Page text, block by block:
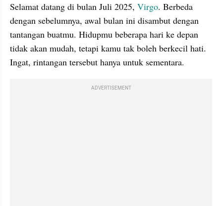
Selamat datang di bulan Juli 2025, Virgo. Berbeda
dengan sebelumnya, awal bulan ini disambut dengan
tantangan buatmu. Hidupmu beberapa hari ke depan
tidak akan mudah, tetapi kamu tak boleh berkecil hati.
Ingat, rintangan tersebut hanya untuk sementara.
ADVERTISEMENT